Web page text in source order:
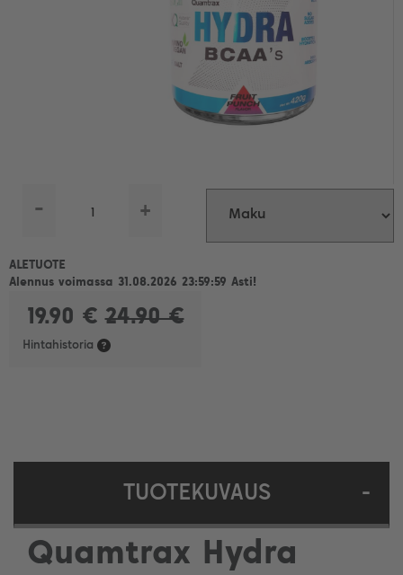
- +
ALETUOTE
Alennus voimassa 31.08.2026 23:59:59 Asti!
19.90 € 24.90 €
Hintahistoria
TUOTEKUVAUS -
Quamtrax Hydra